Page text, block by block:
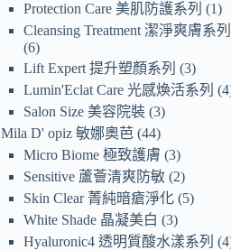
Protection Care 美肌防護系列
1
Cleansing Treatment 潔淨爽膚系列
6
Lift Expert 提升塑顏系列
3
Lumin'Eclat Care 光感煥活系列
4
Salon Size 美容院裝 3
Mila D' opiz 敏娜奧芭 44
Micro Biome 極致護膚 3
Sensitive 蘆薈清爽防敏 2
Skin Clear 菁純暗瘡淨化 5
White Shade 晶凝美白
3
Hyaluronic4 透明質酸水漾系列
4